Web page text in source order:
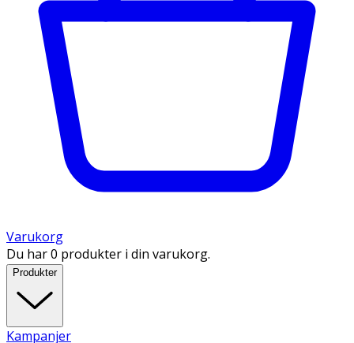
Varukorg
Du har 0 produkter i din varukorg.
Produkter
Kampanjer